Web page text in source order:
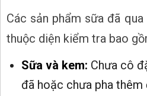
Các sản phẩm sữa đã
thuộc diện kiểm tra bao
Sữa và kem: Chưa cô
đã hoặc chưa pha